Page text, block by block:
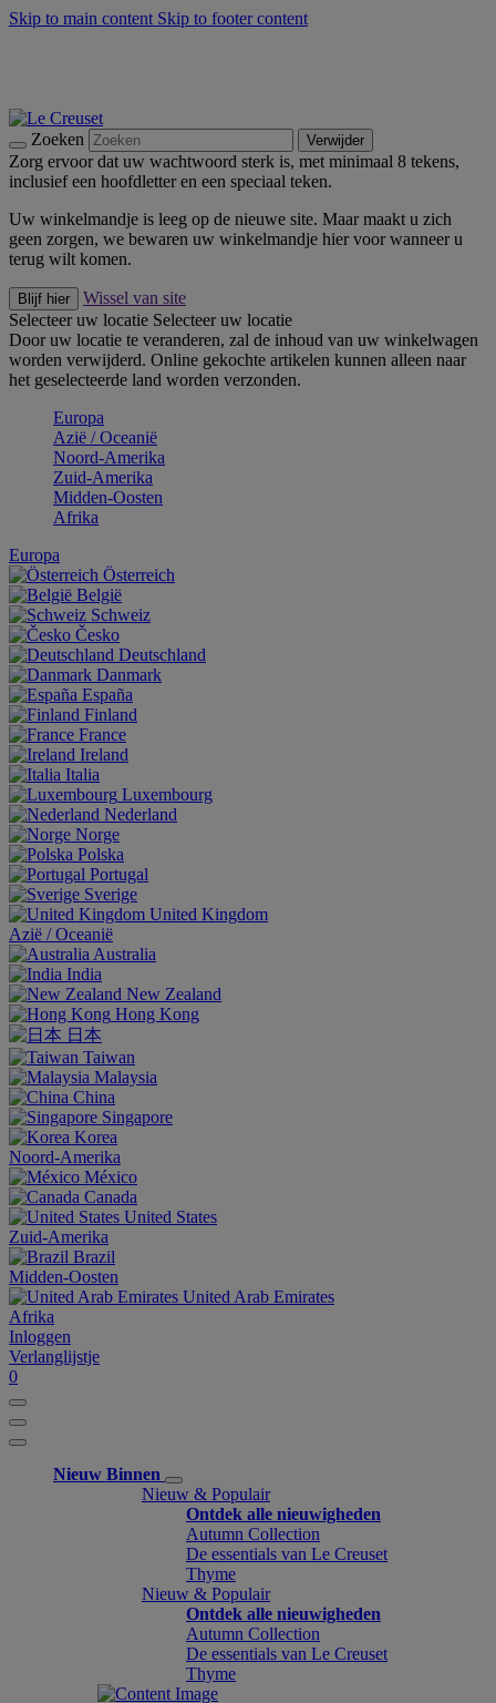
Skip to main content Skip to footer content
Zoeken Verwijder
Zorg ervoor dat uw wachtwoord sterk is, met minimaal 8 tekens,
inclusief een hoofdletter en een speciaal teken.
Uw winkelmandje is leeg op de nieuwe site. Maar maakt u zich
geen zorgen, we bewaren uw winkelmandje hier voor wanneer u
terug wilt komen.
Blijf hier
Wissel van site
Selecteer uw locatie Selecteer uw locatie
Door uw locatie te veranderen, zal de inhoud van uw winkelwagen
worden verwijderd. Online gekochte artikelen kunnen alleen naar
het geselecteerde land worden verzonden.
Europa
Aziё / Oceaniё
Noord-Amerika
Zuid-Amerika
Midden-Oosten
Afrika
Europa
Österreich
België
Schweiz
Česko
Deutschland
Danmark
España
Finland
France
Ireland
Italia
Luxembourg
Nederland
Norge
Polska
Portugal
Sverige
United Kingdom
Aziё / Oceaniё
Australia
India
New Zealand
Hong Kong
日本
Taiwan
Malaysia
China
Singapore
Korea
Noord-Amerika
México
Canada
United States
Zuid-Amerika
Brazil
Midden-Oosten
United Arab Emirates
Afrika
Inloggen
Verlanglijstje
0
Nieuw Binnen
Nieuw & Populair
Ontdek alle nieuwigheden
Autumn Collection
De essentials van Le Creuset
Thyme
Nieuw & Populair
Ontdek alle nieuwigheden
Autumn Collection
De essentials van Le Creuset
Thyme